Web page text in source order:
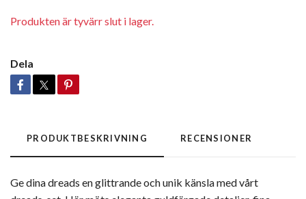
Produkten är tyvärr slut i lager.
Dela
PRODUKTBESKRIVNING RECENSIONER
Ge dina dreads en glittrande och unik känsla med vårt